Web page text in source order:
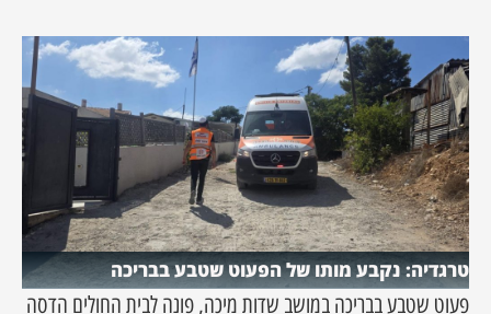
טרגדיה: נקבע מותו של הפעוט שטבע בבריכה
פעוט שטבע בבריכה במושב שדות מיכה, פונה לבית החולים הדסה